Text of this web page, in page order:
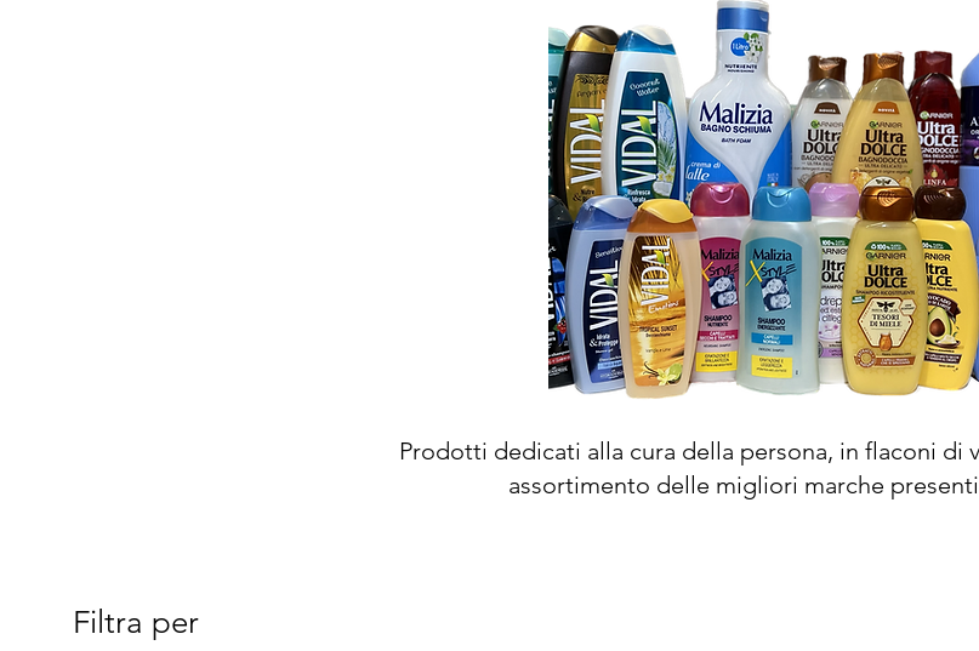
Prodotti dedicati alla cura della persona, in flaconi di
assortimento delle migliori marche
Filtra per